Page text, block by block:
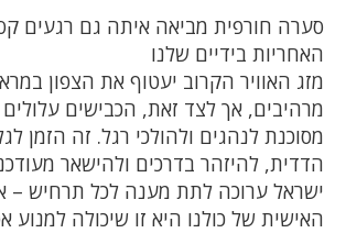
סערה חורפית מביאה איתה גם רגעים
האחריות בידיים שלנו
מזג האוויר הקרוב יעטוף את הצפון
מרהיבים, אך לצד זאת, הכבישים
מסוכנת לנהגים ולהולכי רגל. זה הזמן
הדדית, להיזהר בדרכים ולהישאר
ישראל ערוכה לתת מענה לכל תרחיש –
האישית של כולנו היא זו שיכולה למנוע